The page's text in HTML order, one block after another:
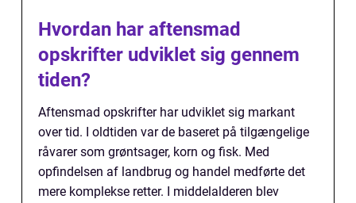
Hvordan har aftensmad
opskrifter udviklet sig gennem
tiden?
Aftensmad opskrifter har udviklet sig markant
over tid. I oldtiden var de baseret på tilgængelige
råvarer som grøntsager, korn og fisk. Med
opfindelsen af landbrug og handel medførte det
mere komplekse retter. I middelalderen blev